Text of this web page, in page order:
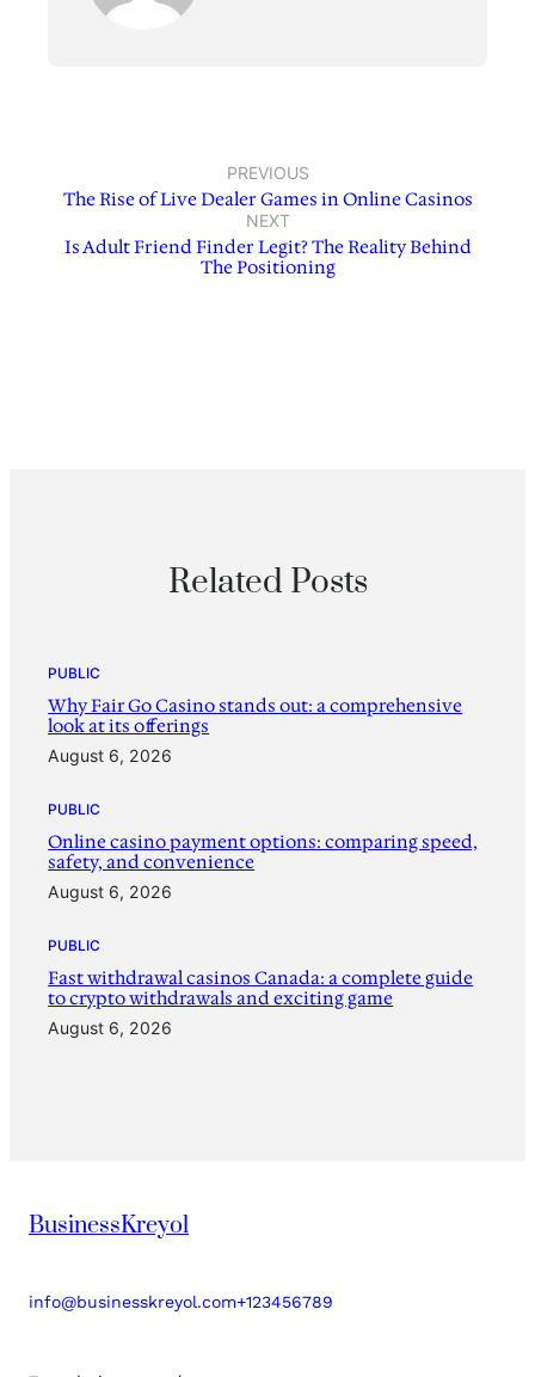
PREVIOUS
The Rise of Live Dealer Games in Online Casinos
NEXT
Is Adult Friend Finder Legit? The Reality Behind
The Positioning
Related Posts
PUBLIC
Why Fair Go Casino stands out: a comprehensive
look at its offerings
August 6, 2026
PUBLIC
Online casino payment options: comparing speed,
safety, and convenience
August 6, 2026
PUBLIC
Fast withdrawal casinos Canada: a complete guide
to crypto withdrawals and exciting game
August 6, 2026
BusinessKreyol
info@businesskreyol.com+123456789